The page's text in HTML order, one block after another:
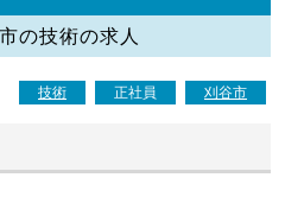
の技術の求人
技術 正社員 刈谷市